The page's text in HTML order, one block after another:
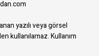
yazılı veya görsel
kullanılamaz.Kullanım